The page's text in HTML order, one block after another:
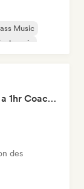
Music
music
Grow Your Artist Career in a 1hr Coaching Session
des